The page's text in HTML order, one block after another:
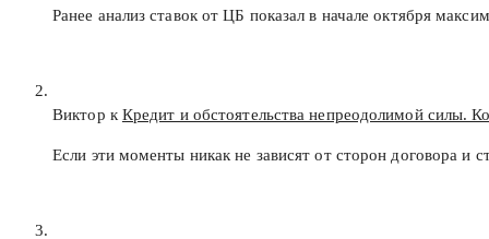
Ранее анализ ставок от ЦБ показал в начале октября
Виктор к Кредит и обстоятельства непреодолимой силы.
Если эти моменты никак не зависят от сторон договора и